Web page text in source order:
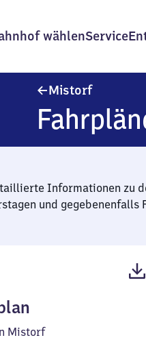
wählenService
MistorfMistorf
Informationen zu
und gegebenenfalls
37
Mistorf